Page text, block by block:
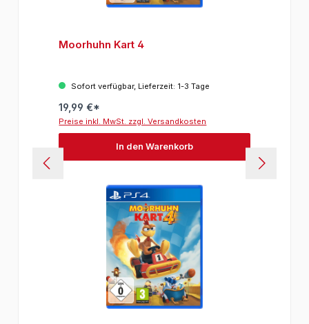
Moorhuhn Kart 4
Sofort verfügbar, Lieferzeit: 1-3 Tage
19,99 €*
Preise inkl. MwSt. zzgl. Versandkosten
In den Warenkorb